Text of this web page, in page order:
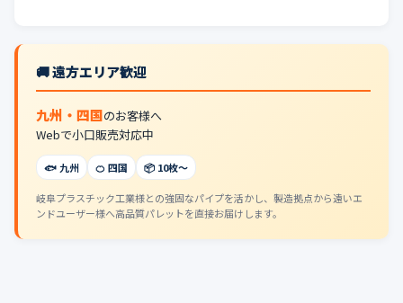
🚚 遠方エリア歓迎
九州・四国のお客様へ
Webで小口販売対応中
🐟 九州 🍊 四国 📦 10枚〜
岐阜プラスチック工業様との強固なパイプを活かし、製造拠点から遠いエ
ンドユーザー様へ高品質パレットを直接お届けします。